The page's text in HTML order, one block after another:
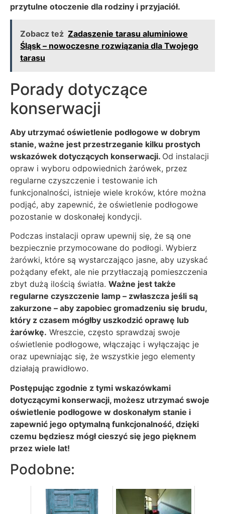
przytulne otoczenie dla rodziny i przyjaciół.
Zobacz też Zadaszenie tarasu aluminiowe
Śląsk – nowoczesne rozwiązania dla Twojego
tarasu
Porady dotyczące
konserwacji
Aby utrzymać oświetlenie podłogowe w dobrym
stanie, ważne jest przestrzeganie kilku prostych
wskazówek dotyczących konserwacji. Od instalacji
opraw i wyboru odpowiednich żarówek, przez
regularne czyszczenie i testowanie ich
funkcjonalności, istnieje wiele kroków, które można
podjąć, aby zapewnić, że oświetlenie podłogowe
pozostanie w doskonałej kondycji.
Podczas instalacji opraw upewnij się, że są one
bezpiecznie przymocowane do podłogi. Wybierz
żarówki, które są wystarczająco jasne, aby uzyskać
pożądany efekt, ale nie przytłaczają pomieszczenia
zbyt dużą ilością światła. Ważne jest także
regularne czyszczenie lamp – zwłaszcza jeśli są
zakurzone – aby zapobiec gromadzeniu się brudu,
który z czasem mógłby uszkodzić oprawę lub
żarówkę. Wreszcie, często sprawdzaj swoje
oświetlenie podłogowe, włączając i wyłączając je
oraz upewniając się, że wszystkie jego elementy
działają prawidłowo.
Postępując zgodnie z tymi wskazówkami
dotyczącymi konserwacji, możesz utrzymać swoje
oświetlenie podłogowe w doskonałym stanie i
zapewnić jego optymalną funkcjonalność, dzięki
czemu będziesz mógł cieszyć się jego pięknem
przez wiele lat!
Podobne: